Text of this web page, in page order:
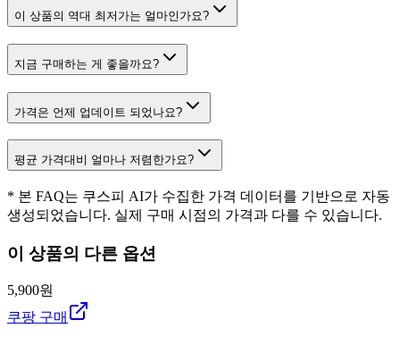
이 상품의 역대 최저가는 얼마인가요?
지금 구매하는 게 좋을까요?
가격은 언제 업데이트 되었나요?
평균 가격대비 얼마나 저렴한가요?
* 본 FAQ는 쿠스피 AI가 수집한 가격 데이터를 기반으로 자동
생성되었습니다. 실제 구매 시점의 가격과 다를 수 있습니다.
이 상품의 다른 옵션
5,900원
쿠팡 구매